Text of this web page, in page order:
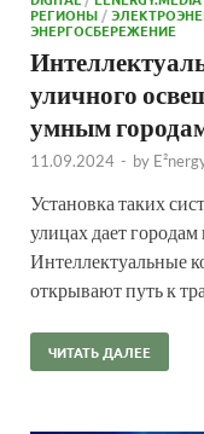
РЕГИОНЫ/
ЭНЕРГОСБЕРЕЖЕНИЕ
уличного
умным
11.09.2024 - by
Установка таких
улицах дает
Интеллектуальные
открывают путь к
ЧИТАТЬ ДАЛЕЕ